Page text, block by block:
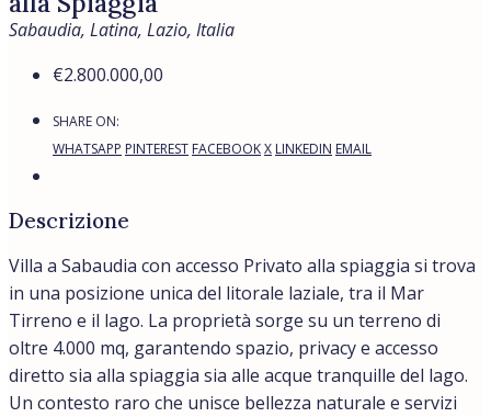
Sabaudia, Latina, Lazio, Italia
€2.800.000,00
SHARE ON:
WHATSAPP PINTEREST FACEBOOKX LINKEDIN EMAIL
Descrizione
Villa a Sabaudia con accesso Privato alla spiaggia si trova
in una posizione unica del litorale laziale, tra il Mar
Tirreno e il lago. La proprietà sorge su un terreno di
oltre 4.000 mq, garantendo spazio, privacy e accesso
diretto sia alla spiaggia sia alle acque tranquille del lago.
Un contesto raro che unisce bellezza naturale e servizi